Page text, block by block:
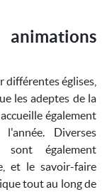
différentes églises,
les adeptes de la
également
Diverses
sont également
et le savoir-faire
tout au long de